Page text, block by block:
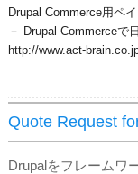
Drupal Commerce用ペ
－ Drupal Commerceで
http://www.act-
Quote Request
Drupalをフレームワ